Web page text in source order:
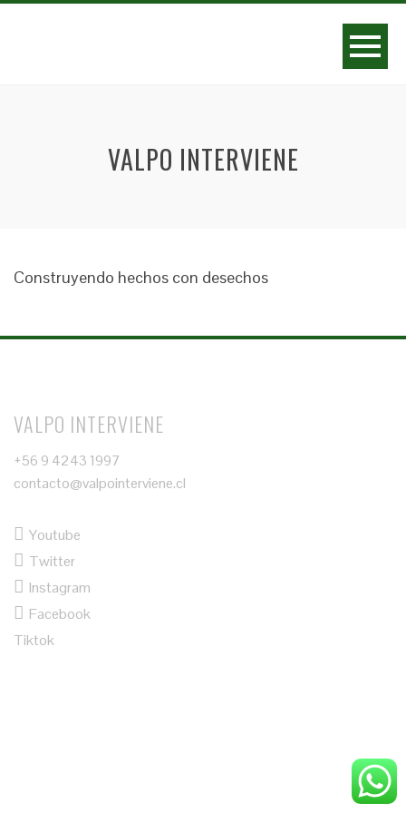
VALPO INTERVIENE
Construyendo hechos con desechos
VALPO INTERVIENE
+56 9 4243 1997
contacto@valpointerviene.cl
Youtube
Twitter
Instagram
Facebook
Tiktok